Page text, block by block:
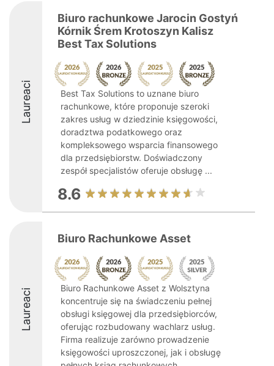
Laureaci
Biuro rachunkowe Jarocin Gostyń
Kórnik Śrem Krotoszyn Kalisz
Best Tax Solutions
Best Tax Solutions to uznane biuro
rachunkowe, które proponuje szeroki
zakres usług w dziedzinie księgowości,
doradztwa podatkowego oraz
kompleksowego wsparcia finansowego
dla przedsiębiorstw. Doświadczony
zespół specjalistów oferuje obsługę ...
8.6
Laureaci
Biuro Rachunkowe Asset
Biuro Rachunkowe Asset z Wolsztyna
koncentruje się na świadczeniu pełnej
obsługi księgowej dla przedsiębiorców,
oferując rozbudowany wachlarz usług.
Firma realizuje zarówno prowadzenie
księgowości uproszczonej, jak i obsługę